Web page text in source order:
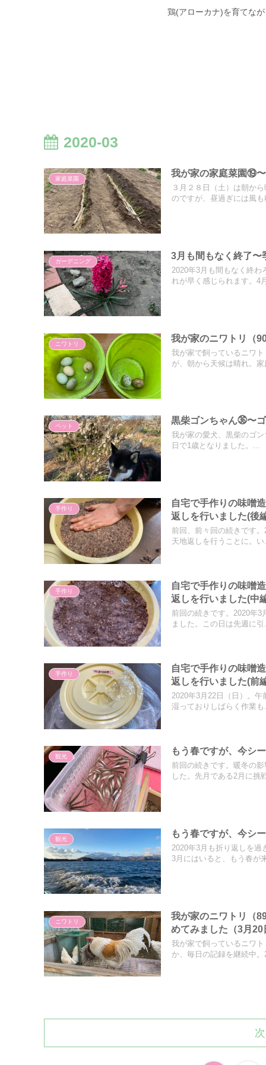
鶏(アローカナ)を育てな
2020-03
家庭菜園
我が家の家庭菜園⑲
３月２８日（土）は朝か
のですが、昼過ぎには風
ガーデニング
3月も間もなく終了〜
2020年3月も間もなく終
れが早く感じられます。4
ニワトリ
我が家のニワトリ（
我が家で飼っているニワ
が、朝から天候は晴れ。
ペット
黒柴ゴンちゃん㊱〜
我が家の愛犬、黒柴のゴ
日で1歳となりました。...
手作り
自宅で手作りの味噌
返しを行いました(後
前回、前々回の続きです
天地返しを行うことに。い
手作り
自宅で手作りの味噌
返しを行いました(中
前回の続きです。2020年3
ました。この日は先週に引
手作り
自宅で手作りの味噌
返しを行いました(前
2020年3月22日（日）。
湿っておりしばらく作業も
観光
もう春ですが、今シ
前回の続きです。暖冬の
した。先月である2月に挑
観光
もう春ですが、今シ
2020年3月も折り返しを過
3月にはいると、もう春が
ニワトリ
我が家のニワトリ（
めてみました（3月20
我が家で飼っているニワ
か、毎日の記録を継続中。